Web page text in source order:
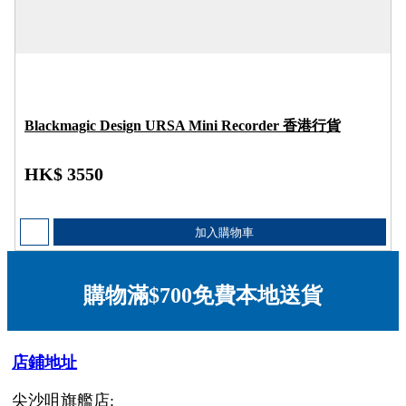
Blackmagic Design URSA Mini Recorder 香港行貨
HK$ 3550
加入購物車
購物滿$700免費本地送貨
店鋪地址
尖沙咀旗艦店: